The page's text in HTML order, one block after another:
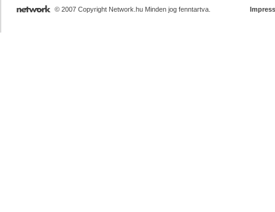
© 2007 Copyright Network.hu Minden jog fenntartva.